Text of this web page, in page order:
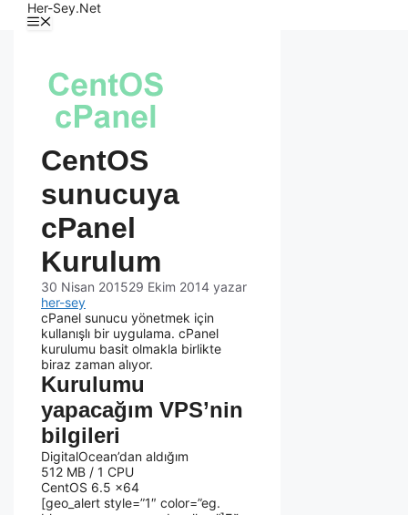
Her-Sey.Net
CentOS
sunucuya
cPanel
Kurulum
30 Nisan 201529 Ekim 2014 yazar
her-sey
cPanel sunucu yönetmek için
kullanışlı bir uygulama. cPanel
kurulumu basit olmakla birlikte
biraz zaman alıyor.
Kurulumu
yapacağım VPS’nin
bilgileri
DigitalOcean’dan aldığım
512 MB / 1 CPU
CentOS 6.5 x64
[geo_alert style=”1″ color=”eg.